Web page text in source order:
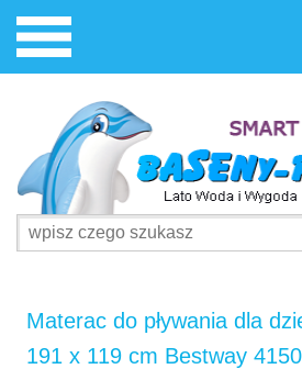
Materac do pływania dla
191 x 119 cm Bestway